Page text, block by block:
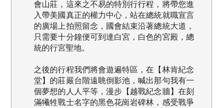
會山莊，這來之不易的特別行行程，將帶您進
入帶美國真正的權力中心，站在總統就職宣言
的廣場上拍照留念，國會結束沿著總統大道，
只需要十分鐘便可到達白宮，白色的宮殿，總
統的行宮聖地。
之後的行程我們將會遊遍特區，在【林肯紀念
堂】的莊嚴台階遠眺倒影池，喊出那句我有一
個夢想的人人平等，漫步【越戰紀念牆】在刻
滿犧牲戰士名字的黑色花崗岩碑林，感受戰爭